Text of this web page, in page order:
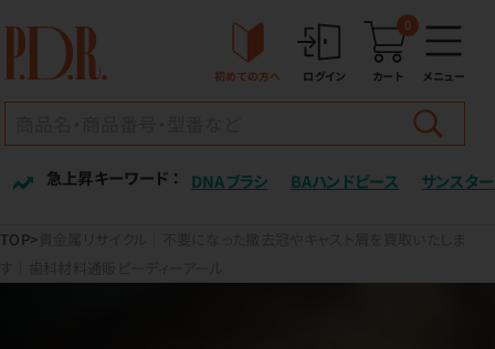
初めての方へ ログイン カート
0
メニュー
急上昇キーワード ： DNAブラシ BAハンドピース サンスター
TOP